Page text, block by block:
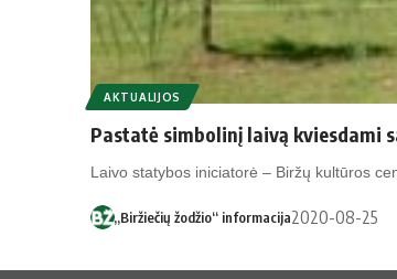
AKTUALIJOS
Pastatė simbolinį laivą kviesdami
Laivo statybos iniciatorė – Biržų kultūros
„Biržiečių žodžio“ informacija2020-08-25